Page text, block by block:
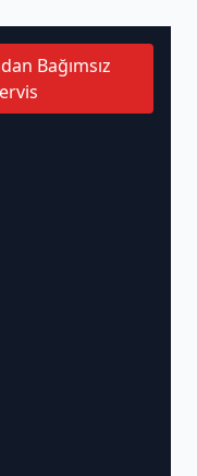
Bağımsız